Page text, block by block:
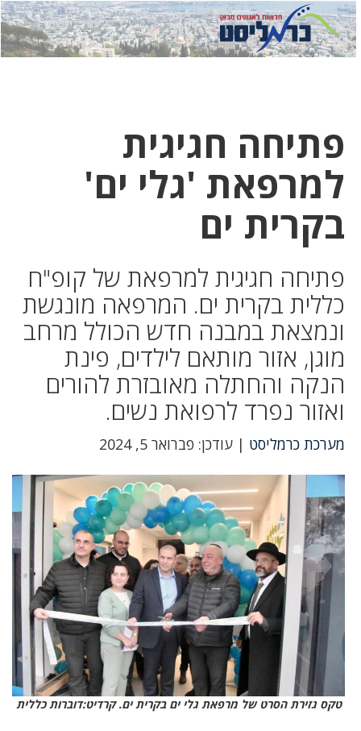
לחץ
כאן
לחץ
כדי
פתיחה חגיגית
למרפאת 'גלי ים'
בקרית ים
פתיחה חגיגית למרפאת של קופ"ח
כללית בקרית ים. המרפאה מונגשת
ונמצאת במבנה חדש הכולל מרחב
מוגן, אזור מותאם לילדים, פינת
הנקה והחתלה מאובזרת להורים
ואזור נפרד לרפואת נשים.
מערכת כרמליסט | עודכן: פברואר 5, 2024
טקס גזירת הסרט של מרפאת גלי ים בקרית ים. קרדיט:דוברות כללית